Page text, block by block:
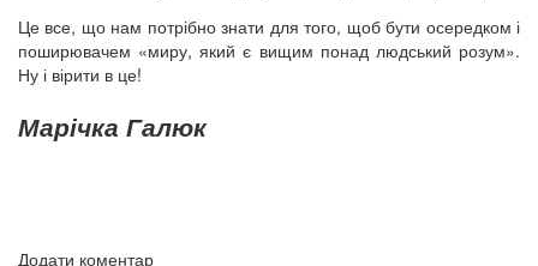
Це все, що нам потрібно знати для того, щоб бути осередком і
поширювачем «миру, який є вищим понад людський розум».
Ну і вірити в це!
Марічка Галюк
Додати коментар